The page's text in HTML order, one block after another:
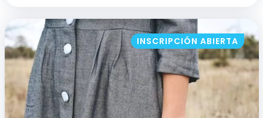
INSCRIPCIÓN ABIERTA